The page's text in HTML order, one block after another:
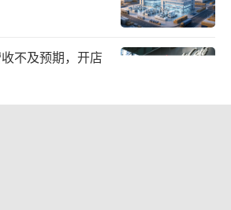
不及预期，开店